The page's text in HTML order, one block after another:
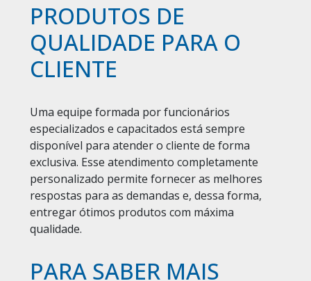
PRODUTOS DE
QUALIDADE PARA O
CLIENTE
Uma equipe formada por funcionários
especializados e capacitados está sempre
disponível para atender o cliente de forma
exclusiva. Esse atendimento completamente
personalizado permite fornecer as melhores
respostas para as demandas e, dessa forma,
entregar ótimos produtos com máxima
qualidade.
PARA SABER MAIS